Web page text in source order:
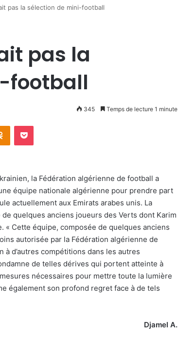
pas la sélection de mini-football
pas la
football
345 Temps de lecture 1 minute
Odnoklassniki
Pocket
la Fédération algérienne de football a
équipe nationale algérienne pour prendre part
actuellement aux Emirats arabes unis. La
quelques anciens joueurs des Verts dont Karim
« Cette équipe, composée de quelques anciens
autorisée par la Fédération algérienne de
d’autres compétitions dans les autres
de telles dérives qui portent atteinte à
nécessaires pour mettre toute la lumière
également son profond regret face à de tels
Djamel A.